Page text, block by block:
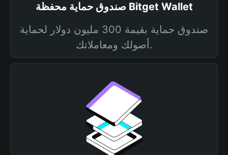
صندوق حماية محفظة Bitget Wallet
صندوق حماية بقيمة 300 مليون دولار لحماية
أصولك ومعاملاتك.